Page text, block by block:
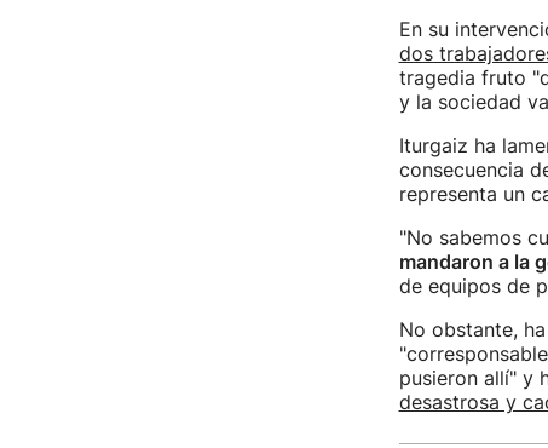
En su
dos
tragedia fruto
y la sociedad
Iturgaiz ha
consecuencia
representa un
"No sabemos
mandaron a la
de equipos de
No obstante,
pusieron allí" y
desastrosa y